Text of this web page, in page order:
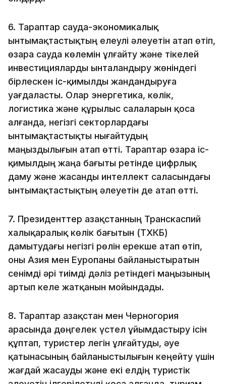
6. Тараптар сауда-экономикалық
ынтымақтастықтың елеулі әлеуетін атап өтіп,
өзара сауда көлемін ұлғайту және тікелей
инвестицияларды ынталандыру жөніндегі
бірлескен іс-қимылды жандандыруға
уағдаласты. Олар энергетика, көлік,
логистика және құрылыс салаларын қоса
алғанда, негізгі секторлардағы
ынтымақтастықты нығайтудың
маңыздылығын атап өтті. Тараптар өзара іс-
қимылдың жаңа бағыты ретінде цифрлық
даму және жасанды интеллект саласындағы
ынтымақтастықтың әлеуетін де атап өтті.
7. Президенттер Қазақстанның Транскаспий
халықаралық көлік бағытын (ТХКБ)
дамытудағы негізгі рөлін ерекше атап өтіп,
оны Азия мен Еуропаны байланыстыратын
сенімді әрі тиімді дәліз ретіндегі маңызының
артып келе жатқанын мойындады.
8. Тараптар Қазақстан мен Черногория
арасында дөңгелек үстел ұйымдастыру ісін
құптап, туристер легін ұлғайтуды, әуе
қатынасының байланыстылығын кеңейту үшін
жағдай жасауды және екі елдің туристік